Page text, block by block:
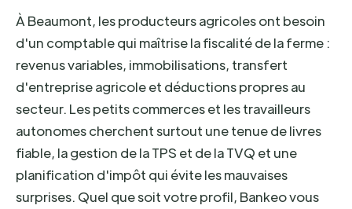
À Beaumont, les producteurs agricoles ont besoin
d'un comptable qui maîtrise la fiscalité de la ferme :
revenus variables, immobilisations, transfert
d'entreprise agricole et déductions propres au
secteur. Les petits commerces et les travailleurs
autonomes cherchent surtout une tenue de livres
fiable, la gestion de la TPS et de la TVQ et une
planification d'impôt qui évite les mauvaises
surprises. Quel que soit votre profil, Bankeo vous